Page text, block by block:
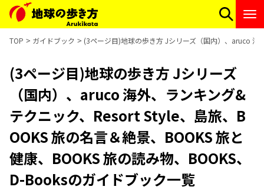
TOP ガイドブック (3ページ目)地球の歩き方 Jシリーズ（国内）、aruco 海
(3ページ目)地球の歩き方 Jシリーズ
（国内）、aruco 海外、ランキング&
テクニック、Resort Style、島旅、B
OOKS 旅の名言＆絶景、BOOKS 旅と
健康、BOOKS 旅の読み物、BOOKS、
D-Booksのガイドブック一覧